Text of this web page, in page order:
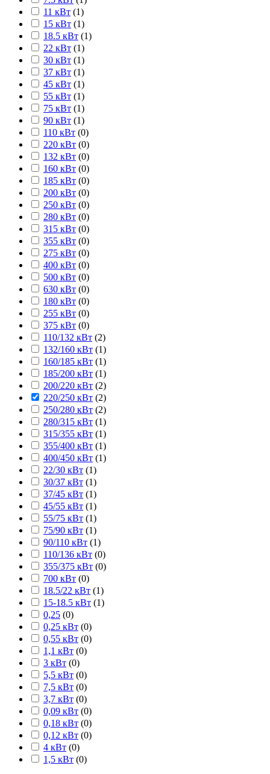
11 кВт (1)
15 кВт (1)
18.5 кВт (1)
22 кВт (1)
30 кВт (1)
37 кВт (1)
45 кВт (1)
55 кВт (1)
75 кВт (1)
90 кВт (1)
110 кВт (0)
220 кВт (0)
132 кВт (0)
160 кВт (0)
185 кВт (0)
200 кВт (0)
250 кВт (0)
280 кВт (0)
315 кВт (0)
355 кВт (0)
275 кВт (0)
400 кВт (0)
500 кВт (0)
630 кВт (0)
180 кВт (0)
255 кВт (0)
375 кВт (0)
110/132 кВт (2)
132/160 кВт (1)
160/185 кВт (1)
185/200 кВт (1)
200/220 кВт (2)
220/250 кВт (2)
250/280 кВт (2)
280/315 кВт (1)
315/355 кВт (1)
355/400 кВт (1)
400/450 кВт (1)
22/30 кВт (1)
30/37 кВт (1)
37/45 кВт (1)
45/55 кВт (1)
55/75 кВт (1)
75/90 кВт (1)
90/110 кВт (1)
110/136 кВт (0)
355/375 кВт (0)
700 кВт (0)
18.5/22 кВт (1)
15-18.5 кВт (1)
0,25 (0)
0,25 кВт (0)
0,55 кВт (0)
1,1 кВт (0)
3 кВт (0)
5,5 кВт (0)
7,5 кВт (0)
3,7 кВт (0)
0,09 кВт (0)
0,18 кВт (0)
0,12 кВт (0)
4 кВт (0)
1,5 кВт (0)